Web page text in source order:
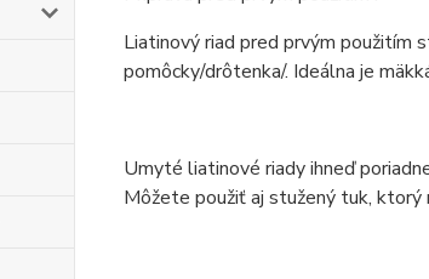
Liatinový riad pred prvým použitím
pomôcky/drôtenka/. Ideálna je
Umyté liatinové riady ihneď
Môžete použiť aj stužený tuk,